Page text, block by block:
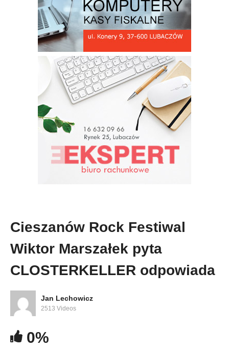
Biblioteka w Oleszycach – Bezpieczeństwo
seniorów
Cieszanów Rock Festiwal
Wiktor Marszałek pyta
CLOSTERKELLER odpowiada
Jan Lechowicz
2513 Videos
0%